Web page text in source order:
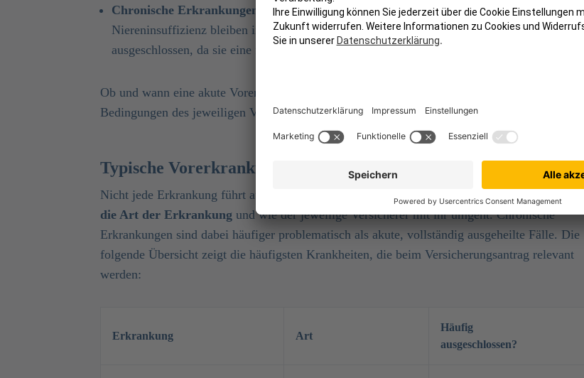
Chronische Erkrankungen
wie Epilepsie, Diabetes mellitus, Allergien oder
Niereninsuffizienz bleiben in der Regel dauerhaft vom Versicherungsschutz
ausgeschlossen, da sie eine fortlaufende Behandlung erfordern.
Ob und wann eine akute Vorerkrankung aus dem Ausschluss entfernt wird, hängt von den
Bedingungen des jeweiligen Versicherers ab und ist nicht einheitlich geregelt.
Typische Vorerkrankungen beim Hund im Überblick
Nicht jede Erkrankung führt automatisch zu einem Leistungsausschluss –
ausschlaggebend ist
die Art der Erkrankung und wie der jeweilige Versicherer mit ihr umgeht. Chronische
Erkrankungen sind dabei häufiger problematisch als akute, vollständig ausgeheilte Fälle. Die
folgende Übersicht zeigt die häufigsten Krankheiten, die beim Versicherungsantrag relevant
werden:
Erkrankung Art
Häufig
ausgeschlossen?